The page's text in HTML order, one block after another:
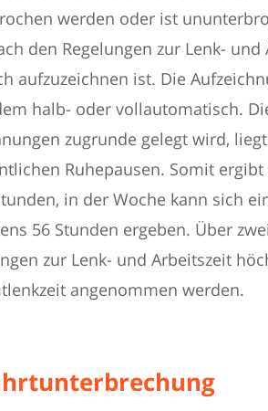
werden oder ist
den Regelungen zur Lenk-
aufzuzeichnen ist. Die
halb- oder vollautomatisch.
zugrunde gelegt wird,
Ruhepausen. Somit
in der Woche kann sich
56 Stunden ergeben. Über
zur Lenk- und Arbeitszeit
angenommen werden.